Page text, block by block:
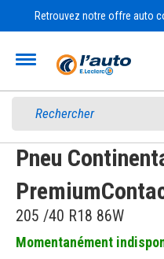
Retrouvez notre offre auto
Pneu
205 /40 R18 86W
Momentanément